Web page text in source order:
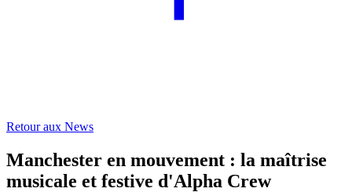
Retour aux News
Manchester en mouvement : la maîtrise
musicale et festive d'Alpha Crew